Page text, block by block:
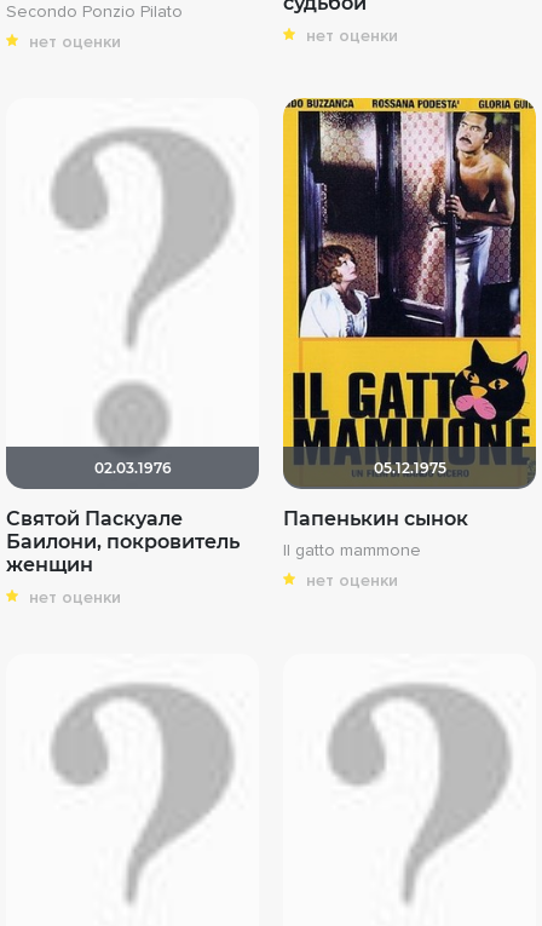
Secondo Ponzio Pilato
нет оценки
нет оценки
02.03.1976
Святой Паскуале
Баилони, покровитель
женщин
нет оценки
05.12.1975
Папенькин сынок
Il gatto mammone
нет оценки